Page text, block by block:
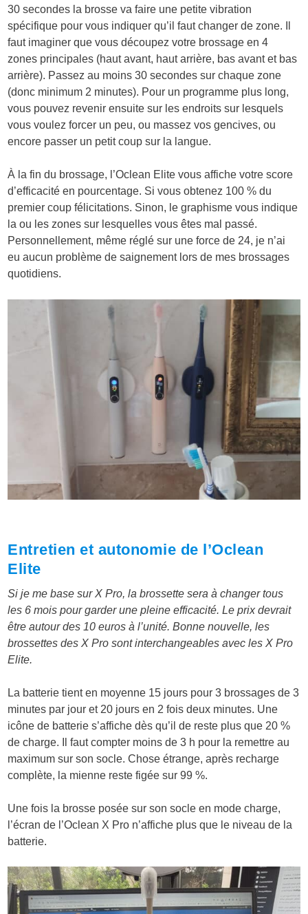
30 secondes la brosse va faire une petite vibration
spécifique pour vous indiquer qu’il faut changer de zone. Il
faut imaginer que vous découpez votre brossage en 4
zones principales (haut avant, haut arrière, bas avant et bas
arrière). Passez au moins 30 secondes sur chaque zone
(donc minimum 2 minutes). Pour un programme plus long,
vous pouvez revenir ensuite sur les endroits sur lesquels
vous voulez forcer un peu, ou massez vos gencives, ou
encore passer un petit coup sur la langue.
À la fin du brossage, l’Oclean Elite vous affiche votre score
d’efficacité en pourcentage. Si vous obtenez 100 % du
premier coup félicitations. Sinon, le graphisme vous indique
la ou les zones sur lesquelles vous êtes mal passé.
Personnellement, même réglé sur une force de 24, je n’ai
eu aucun problème de saignement lors de mes brossages
quotidiens.
Entretien et autonomie de l’Oclean
Elite
Si je me base sur X Pro, la brossette sera à changer tous
les 6 mois pour garder une pleine efficacité. Le prix devrait
être autour des 10 euros à l’unité. Bonne nouvelle, les
brossettes des X Pro sont interchangeables avec les X Pro
Elite.
La batterie tient en moyenne 15 jours pour 3 brossages de 3
minutes par jour et 20 jours en 2 fois deux minutes. Une
icône de batterie s’affiche dès qu’il de reste plus que 20 %
de charge. Il faut compter moins de 3 h pour la remettre au
maximum sur son socle. Chose étrange, après recharge
complète, la mienne reste figée sur 99 %.
Une fois la brosse posée sur son socle en mode charge,
l’écran de l’Oclean X Pro n’affiche plus que le niveau de la
batterie.